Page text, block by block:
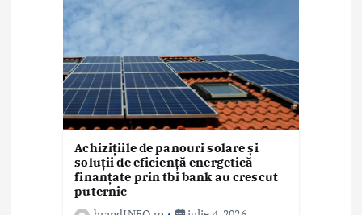
Achizițiile de panouri solare și
soluții de eficiență energetică
finanțate prin tbi bank au crescut
puternic